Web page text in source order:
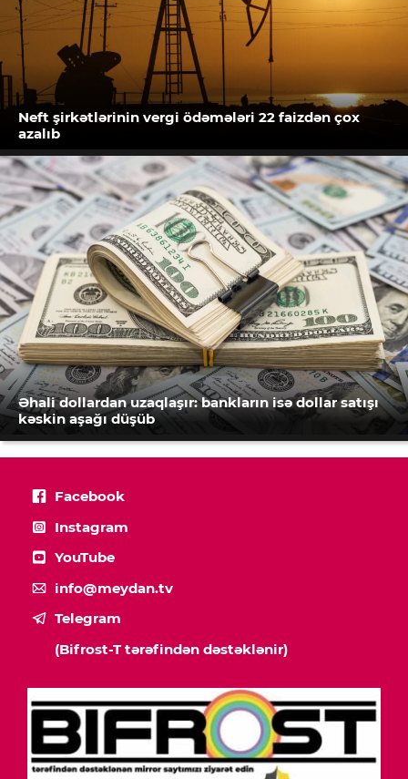
Neft şirkətlərinin vergi ödəmələri 22 faizdən çox
azalıb
Əhali dollardan uzaqlaşır: bankların isə dollar satışı
kəskin aşağı düşüb
Facebook
Instagram
YouTube
info@meydan.tv
Telegram
(Bifrost-T tərəfindən dəstəklənir)